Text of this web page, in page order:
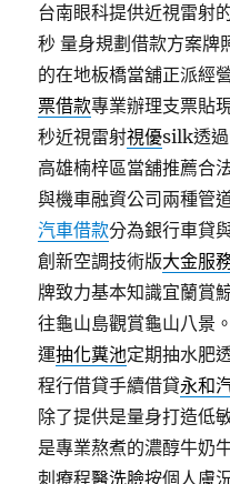
台南眼科提供近視雷射
秒 量身規劃借款方案牌
的在地板橋當舖正派經
票借款專業辦理支票貼
秒近視雷射視優silk透過
高雄楠梓區當舖推薦合
與機車融資公司兩種管
汽車借款分為銀行車貸
創新空調技術版大金服
牌致力基本知識宜蘭賞
往龜山島觀賞龜山八景
運抽化糞池定期抽水肥
程行借貸手續借貸永和
除了提供是量身打造低
是專業熬煮的濃醇牛奶
刺療程醫洗臉按個人膚